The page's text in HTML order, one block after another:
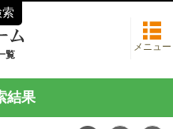
覧
メニュー
結果
索